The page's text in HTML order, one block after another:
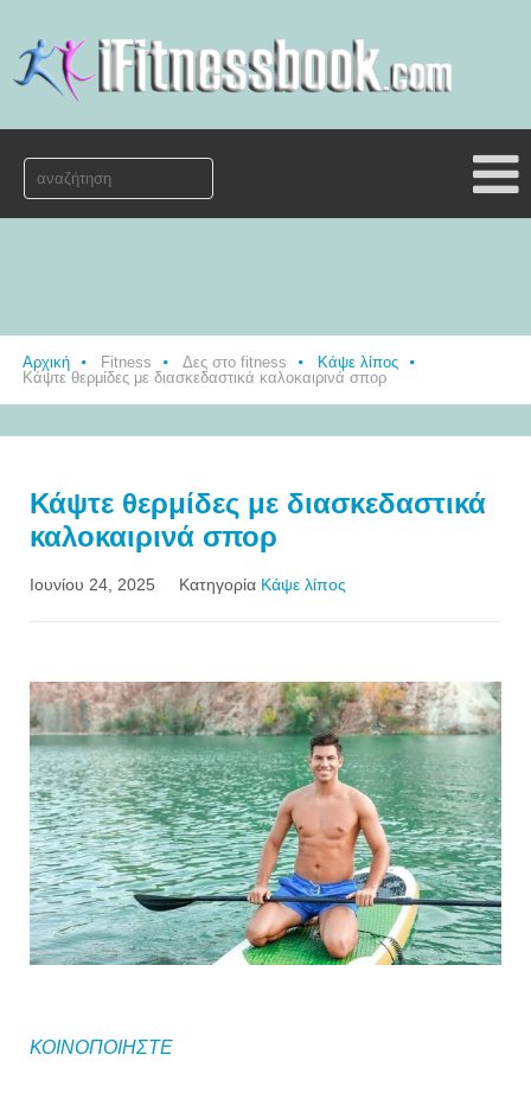
Αρχική Fitness Δες στο fitness
Κάψε λίπος
Κάψτε θερμίδες με διασκεδαστικά καλοκαιρινά σπορ
Κάψτε θερμίδες με διασκεδαστικά
καλοκαιρινά σπορ
Ιουνίου 24, 2025 Κατηγορία Kάψε λίπος
ΚΟΙΝΟΠΟΙΗΣΤΕ